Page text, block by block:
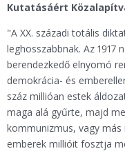
Kutatásáért
"A XX. századi totális
leghosszabbnak. Az 1917
berendezkedő elnyomó
demokrácia- és
száz millióan estek
maga alá gyűrte, majd
kommunizmus, vagy más
emberek millióit fosztja